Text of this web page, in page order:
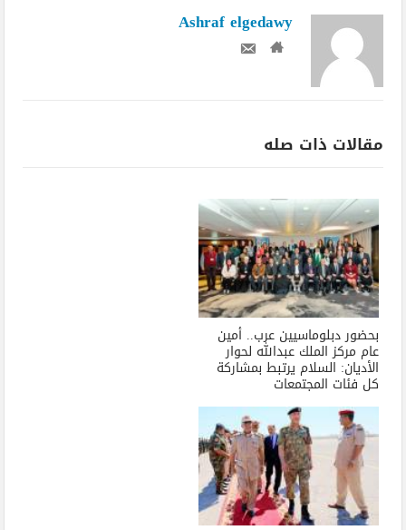
Ashraf elgedawy
مقالات ذات صله
بحضور دبلوماسيين عرب.. أمين
عام مركز الملك عبدالله لحوار
الأديان: السلام يرتبط بمشاركة
كل فئات المجتمعات